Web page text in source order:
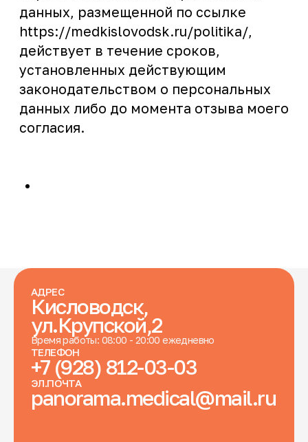
АДРЕС
Кисловодск,
ул.Крупской,2
Время работы: 08:00 - 20:00 ежедневно
ТЕЛЕФОН
+7 (928) 812-03-03
ЭЛ.ПОЧТА
panorama.medical@mail.ru